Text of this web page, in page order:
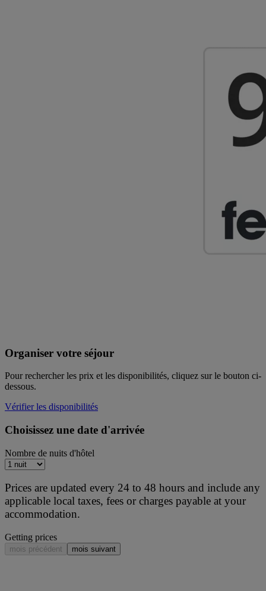
Organiser votre séjour
Pour rechercher les prix et les disponibilités, cliquez sur le bouton ci-
dessous.
Vérifier les disponibilités
Choisissez une date d'arrivée
Nombre de nuits d'hôtel
Prices are updated every 24 to 48 hours and include any
applicable local taxes, fees or charges payable at your
accommodation.
Getting prices
mois précédent mois suivant